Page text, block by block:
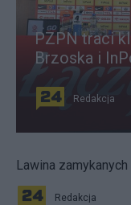
PZPN traci
Brzoska i
Redakcja
Lawina
Redakcja